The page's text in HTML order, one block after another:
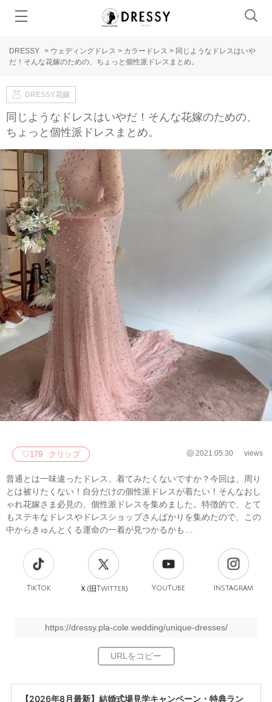
DRESSY > ウェディングドレス > カラードレス > 同じようなドレスはいや
だ！そんな花嫁のための、ちょっと個性派ドレスまとめ。
DRESSY花嫁
同じようなドレスはいやだ！そんな花嫁のための、
ちょっと個性派ドレスまとめ。
♡179 クリップ 2021.05.30 views
普通とは一味違ったドレス、着てみたくないですか？今回は、周り
とは被りたくない！自分だけの個性派ドレスが着たい！そんなおし
ゃれ花嫁さま必見の、個性派ドレスを集めました。特徴的で、とて
もステキなドレスやドレスショップさんばかりを集めたので、この
中からきゅんとくる運命の一着が見つかるかも…
TikTok Ｘ(旧Twitter) YouTube Instagram
https://dressy.pla-cole.wedding/unique-dresses/
【2026年8月最新】結婚式場見学キャンペーン・特典ラン